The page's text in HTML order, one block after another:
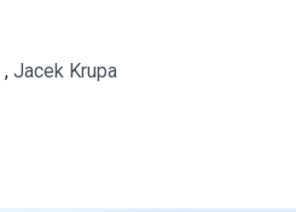
, Jacek Krupa